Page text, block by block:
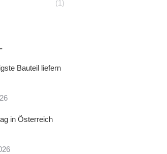
(1)
Bauteil liefern
in Österreich